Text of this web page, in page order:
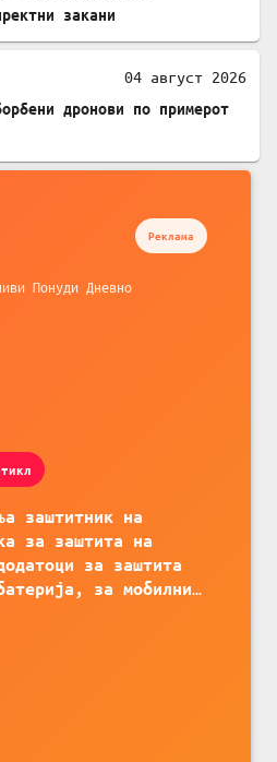
закани
04 август 2026
дронови по примерот
Реклама
Понуди Дневно
заштитник на
за заштита на
за заштита
за мобилни